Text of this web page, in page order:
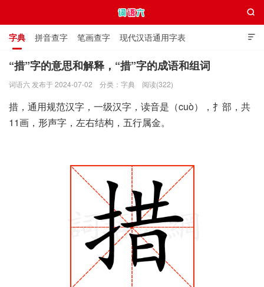

字典 拼音查字 笔画查字 现代汉语通用字表
通用规范汉字表 叠字大全 独体字大全 极简英语词典

“措”字的意思和解释，“措”字的成语和组词
词语六 发布于 2024-07-02 分类： 字典 阅读(322)
措，通用规范汉字，一级汉字，读音是（cuò），扌部，共
11画，形声字，左右结构，五行属金。